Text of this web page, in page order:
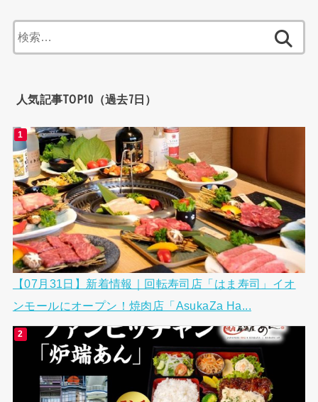
索:
人気記事TOP10（過去7日）
【07月31日】新着情報｜回転寿司店「はま寿司」イオ
ンモールにオープン！焼肉店「AsukaZa Ha...